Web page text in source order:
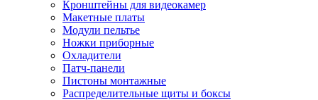
Кронштейны для видеокамер
Макетные платы
Модули пельтье
Ножки приборные
Охладители
Патч-панели
Пистоны монтажные
Распределительные щиты и боксы